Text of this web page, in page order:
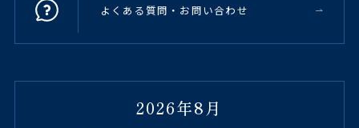
よくある質問・お問い合わせ
2026年8月